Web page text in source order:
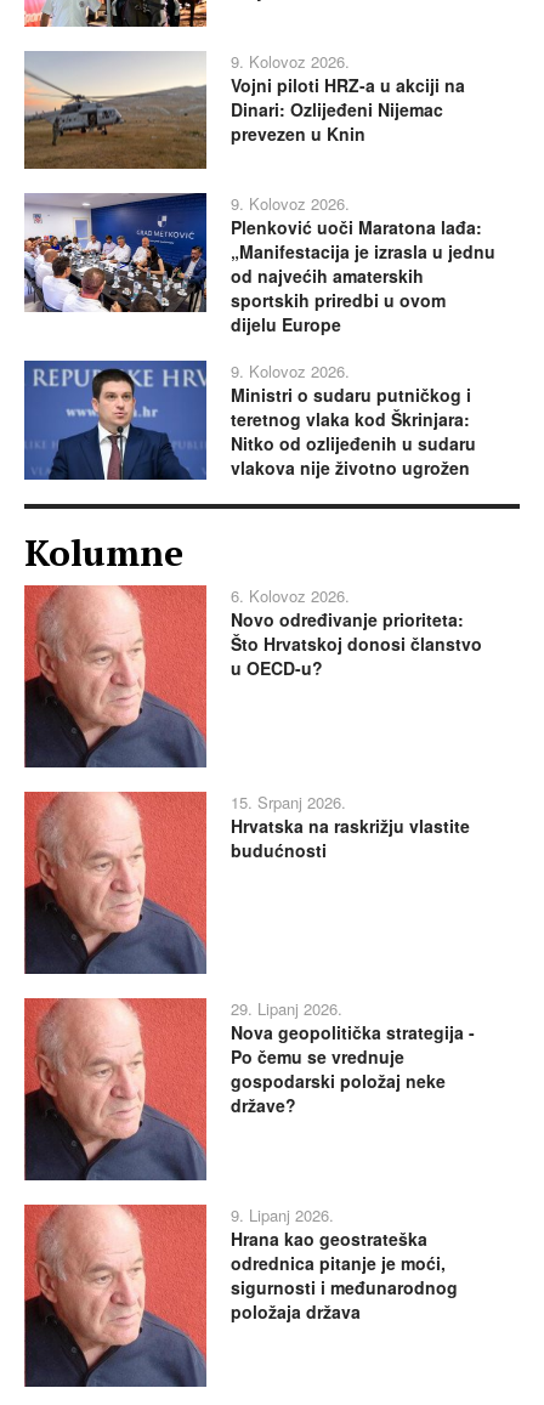
9. Kolovoz 2026.
Vojni piloti HRZ-a u akciji na
Dinari: Ozlijeđeni Nijemac
prevezen u Knin
9. Kolovoz 2026.
Plenković uoči Maratona lađa:
„Manifestacija je izrasla u jednu
od najvećih amaterskih
sportskih priredbi u ovom
dijelu Europe
9. Kolovoz 2026.
Ministri o sudaru putničkog i
teretnog vlaka kod Škrinjara:
Nitko od ozlijeđenih u sudaru
vlakova nije životno ugrožen
Kolumne
6. Kolovoz 2026.
Novo određivanje prioriteta:
Što Hrvatskoj donosi članstvo
u OECD-u?
15. Srpanj 2026.
Hrvatska na raskrižju vlastite
budućnosti
29. Lipanj 2026.
Nova geopolitička strategija -
Po čemu se vrednuje
gospodarski položaj neke
države?
9. Lipanj 2026.
Hrana kao geostrateška
odrednica pitanje je moći,
sigurnosti i međunarodnog
položaja država